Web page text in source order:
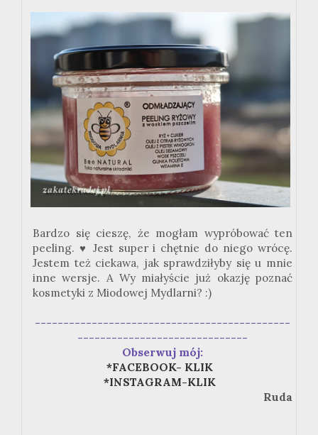
Bardzo się cieszę, że mogłam wypróbować ten
peeling. ♥ Jest super i chętnie do niego wrócę.
Jestem też ciekawa, jak sprawdziłyby się u mnie
inne wersje. A Wy miałyście już okazję poznać
kosmetyki z Miodowej Mydlarni? :)
---------------------------------------------
------------------------------
Obserwuj mój:
*FACEBOOK- KLIK
*INSTAGRAM-KLIK
Ruda